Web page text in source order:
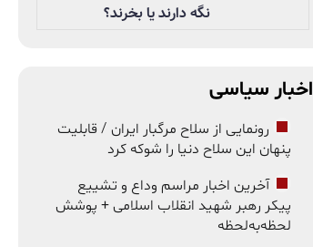
نگه دارند یا بخرند؟
اخبار سیاسی
رونمایی از سلاح مرگبار ایران / قابلیت
پنهان این سلاح دنیا را شوکه کرد
آخرین اخبار مراسم وداع و تشییع
پیکر رهبر شهید انقلاب اسلامی + پوشش
لحظه‌به‌لحظه